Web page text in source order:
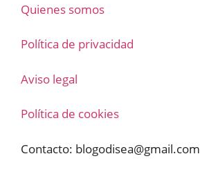
Quienes somos
Política de privacidad
Aviso legal
Política de cookies
Contacto: blogodisea@gmail.com